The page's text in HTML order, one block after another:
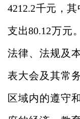
4212.2千元，
支出80.12万元
法律、法规及
表大会及其常
区域内的遵守